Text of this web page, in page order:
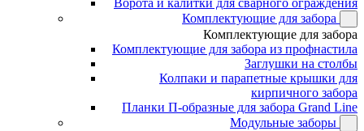
Ворота и калитки для сварного ограждения
Комплектующие для забора
Комплектующие для забора
Комплектующие для забора из профнастила
Заглушки на столбы
Колпаки и парапетные крышки для
кирпичного забора
Планки П-образные для забора Grand Line
Модульные заборы